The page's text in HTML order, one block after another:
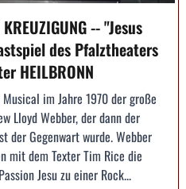
KREUZIGUNG -- "Jesus
des Pfalztheaters
HEILBRONN
im Jahre 1970 der große
Lloyd Webber, der dann der
der Gegenwart wurde. Webber
mit dem Texter Tim Rice die
Jesu zu einer Rock...